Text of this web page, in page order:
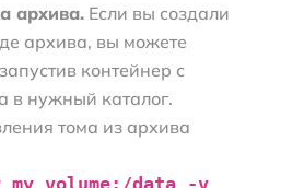
архива. Если вы создали
архива, вы можете
контейнер с
в нужный каталог.
тома из архива
data -v